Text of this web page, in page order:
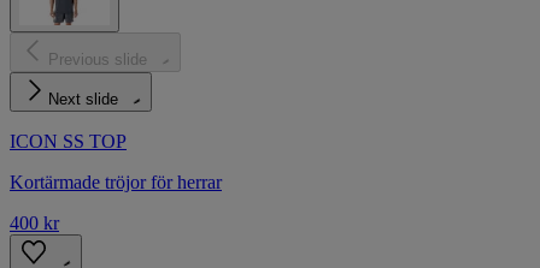
Previous slide
Next slide
ICON SS TOP
Kortärmade tröjor för herrar
400 kr